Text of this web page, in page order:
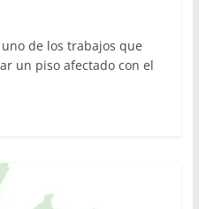
de los trabajos que
un piso afectado con el